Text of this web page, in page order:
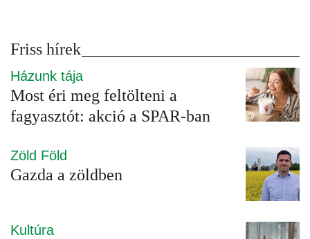
Friss hírek
Házunk tája
Most éri meg feltölteni a
fagyasztót: akció a SPAR-ban
Zöld Föld
Gazda a zöldben
Kultúra